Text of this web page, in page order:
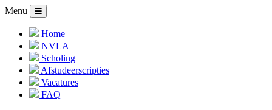
Menu
Home
NVLA
Scholing
Afstudeerscripties
Vacatures
FAQ